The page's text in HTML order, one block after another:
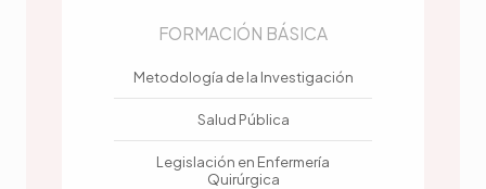
FORMACIÓN BÁSICA
Metodología de la Investigación
Salud Pública
Legislación en Enfermería
Quirúrgica